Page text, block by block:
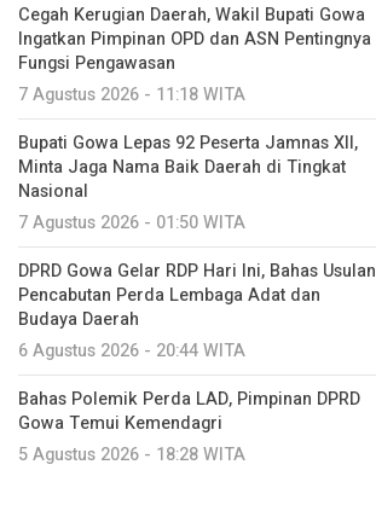
Cegah Kerugian Daerah, Wakil Bupati Gowa
Ingatkan Pimpinan OPD dan ASN Pentingnya
Fungsi Pengawasan
7 Agustus 2026 - 11:18 WITA
Bupati Gowa Lepas 92 Peserta Jamnas XII,
Minta Jaga Nama Baik Daerah di Tingkat
Nasional
7 Agustus 2026 - 01:50 WITA
DPRD Gowa Gelar RDP Hari Ini, Bahas Usulan
Pencabutan Perda Lembaga Adat dan
Budaya Daerah
6 Agustus 2026 - 20:44 WITA
Bahas Polemik Perda LAD, Pimpinan DPRD
Gowa Temui Kemendagri
5 Agustus 2026 - 18:28 WITA